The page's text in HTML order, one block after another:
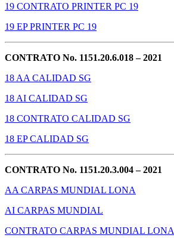
19 CONTRATO PRINTER PC 19
19 EP PRINTER PC 19
CONTRATO No. 1151.20.6.018 – 2021
18 AA CALIDAD SG
18 AI CALIDAD SG
18 CONTRATO CALIDAD SG
18 EP CALIDAD SG
CONTRATO No. 1151.20.3.004 – 2021
AA CARPAS MUNDIAL LONA
AI CARPAS MUNDIAL
CONTRATO CARPAS MUNDIAL LONA